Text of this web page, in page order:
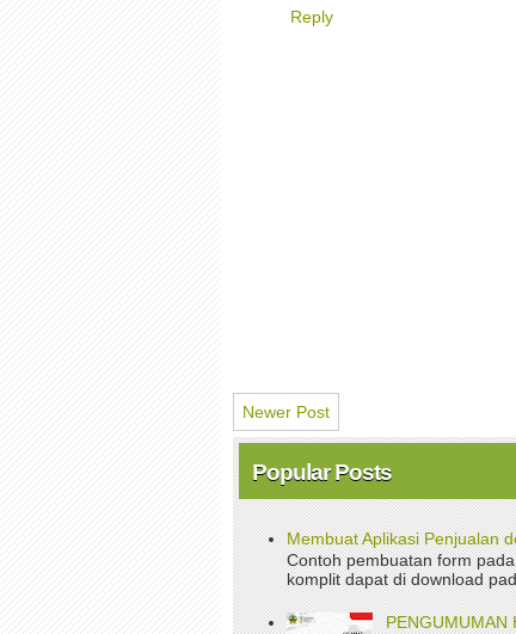
Reply
Newer Post
Popular Posts
Membuat Aplikasi Penjualan
Contoh pembuatan form
komplit dapat di download
PENGUMUMAN